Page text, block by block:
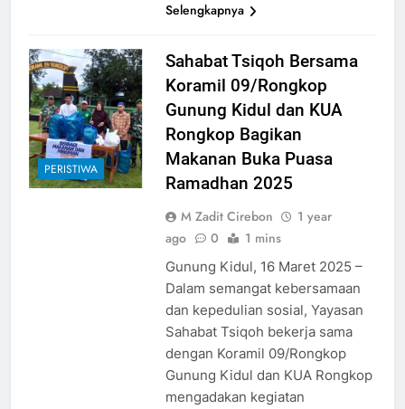
Selengkapnya
PERISTIWA
Sahabat Tsiqoh Bersama
Koramil 09/Rongkop
Gunung Kidul dan KUA
Rongkop Bagikan
Makanan Buka Puasa
Ramadhan 2025
M Zadit Cirebon
1 year
ago
0 1 mins
Gunung Kidul, 16 Maret 2025 –
Dalam semangat kebersamaan
dan kepedulian sosial, Yayasan
Sahabat Tsiqoh bekerja sama
dengan Koramil 09/Rongkop
Gunung Kidul dan KUA Rongkop
mengadakan kegiatan